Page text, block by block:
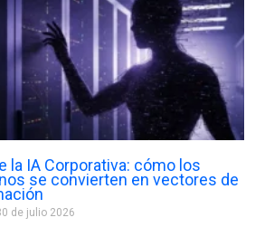
la IA Corporativa: cómo los
se convierten en vectores de
de julio 2026